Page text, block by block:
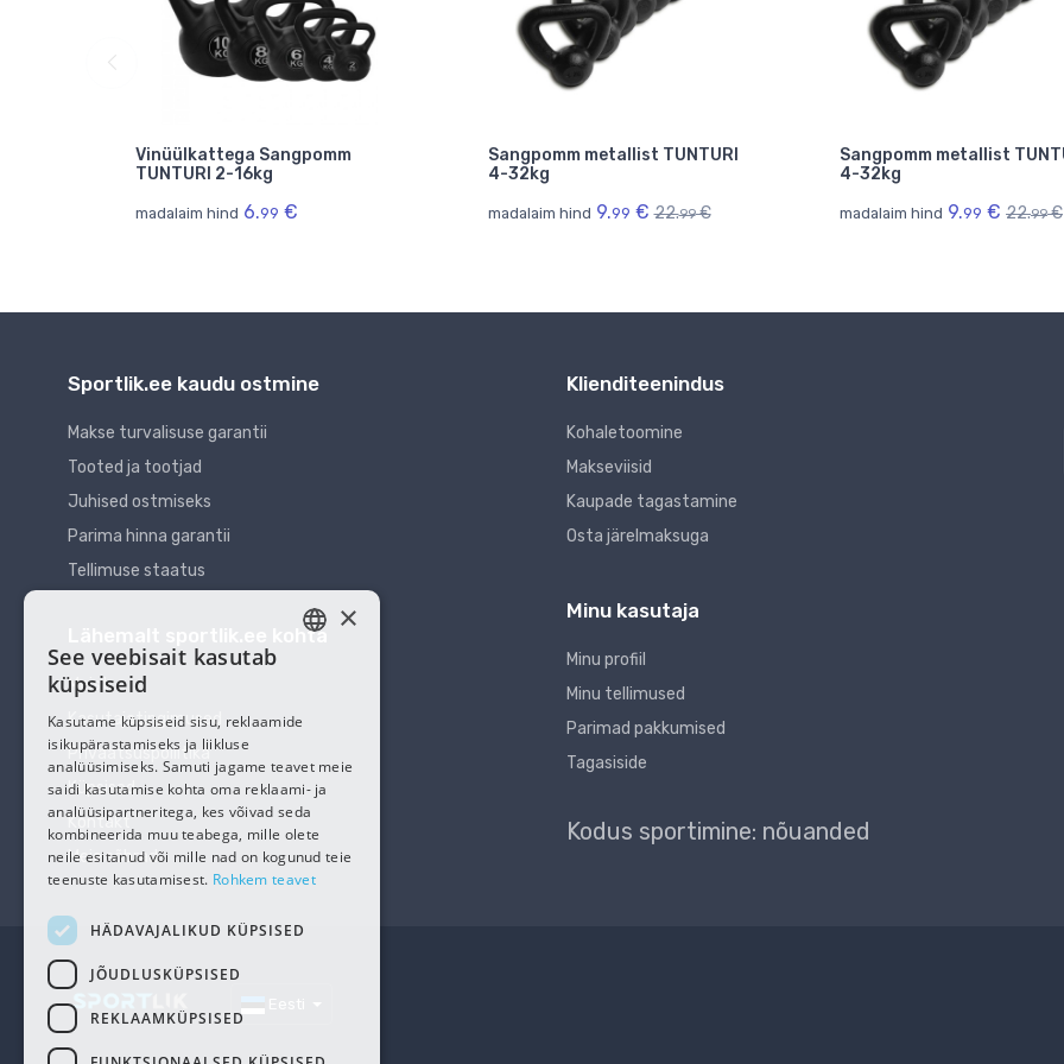
Vinüülkattega Sangpomm
TUNTURI 2-16kg
madalaim hind 6.99 €
Sangpomm metallist TUNTURI
4-32kg
madalaim hind 9.99 €22.99€
Sangpomm metallist
4-32kg
madalaim hind 9.99 € 22.99€
Sportlik.ee kaudu ostmine
Makse turvalisuse garantii
Tooted ja tootjad
Juhised ostmiseks
Parima hinna garantii
Tellimuse staatus
Lähemalt sportlik.ee kohta
Meist
Kasutajatingimused
Privaatsuspoliitika
Küpsised
Kontakt
Meie sõbrad
Klienditeenindus
Kohaletoomine
Makseviisid
Kaupade tagastamine
Osta järelmaksuga
Minu kasutaja
Minu profiil
Minu tellimused
Parimad pakkumised
Tagasiside
Kodus sportimine: nõuanded
×
See veebisait kasutab
küpsiseid
Kasutame küpsiseid sisu, reklaamide
isikupärastamiseks ja liikluse
analüüsimiseks. Samuti jagame teavet meie
saidi kasutamise kohta oma reklaami- ja
analüüsipartneritega, kes võivad seda
kombineerida muu teabega, mille olete
neile esitanud või mille nad on kogunud teie
teenuste kasutamisest. Rohkem teavet
HÄDAVAJALIKUD KÜPSISED
JÕUDLUSKÜPSISED
REKLAAMKÜPSISED